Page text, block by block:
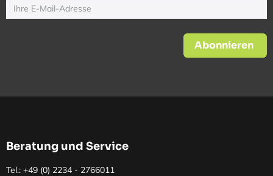
Abonnieren
Beratung und Service
Tel.: +49 (0) 2234 - 2766011